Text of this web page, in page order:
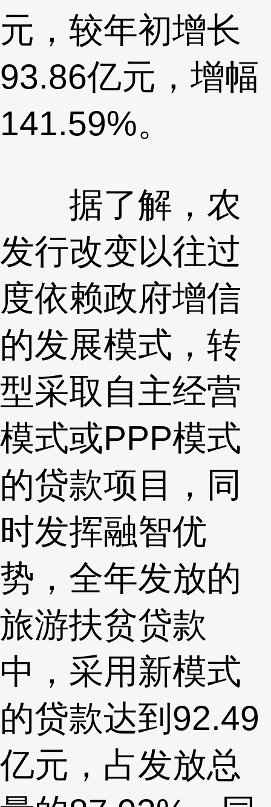
元，较年初增长
93.86亿元，增幅
141.59%。
据了解，农
发行改变以往过
度依赖政府增信
的发展模式，转
型采取自主经营
模式或PPP模式
的贷款项目，同
时发挥融智优
势，全年发放的
旅游扶贫贷款
中，采用新模式
的贷款达到92.49
亿元，占发放总